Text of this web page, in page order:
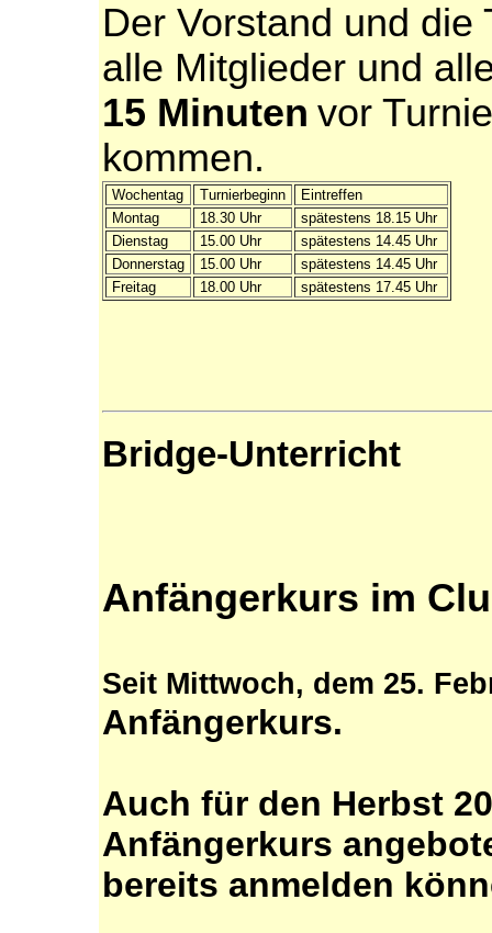
Der Vorstand und
alle Mitglieder und
15 Minuten vor
kommen.
Wochentag Turnierbeginn
Eintreffen
Montag
18.30 Uhr
spätestens 18.15 Uhr
Dienstag
15.00 Uhr
spätestens 14.45 Uhr
Donnerstag
15.00 Uhr
spätestens 14.45 Uhr
Freitag
18.00 Uhr spätestens 17.45 Uhr
Bridge-Unterricht
Anfängerkurs im
Seit Mittwoch, dem 25.
Anfängerkurs.
Auch für den Herbst
Anfängerkurs
bereits anmelden